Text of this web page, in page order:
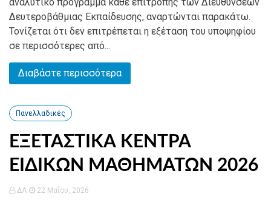
Δευτεροβάθμιας Εκπαίδευσης, αναρτώνται παρακάτω.
Τονίζεται ότι δεν επιτρέπεται η εξέταση του υποψηφίου
σε περισσότερες από...
Διαβάστε περισσότερα
Πανελλαδικές
ΕΞΕΤΑΣΤΙΚΑ ΚΕΝΤΡΑ
ΕΙΔΙΚΩΝ ΜΑΘΗΜΑΤΩΝ 2026
ΔΛ 22 Μαΐου, 2026